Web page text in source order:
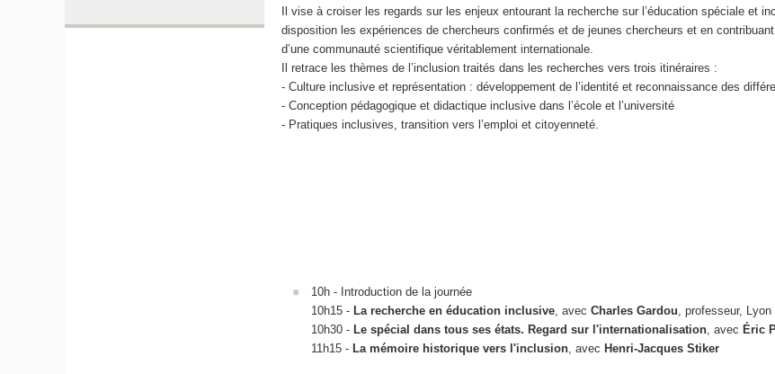
Il vise à croiser les regards sur les enjeux entourant la recherche sur l’éducation spéciale et
disposition les expériences de chercheurs confirmés et de jeunes chercheurs et en
d’une communauté scientifique véritablement internationale.
Il retrace les thèmes de l’inclusion traités dans les recherches vers trois itinéraires :
- Culture inclusive et représentation : développement de l’identité et reconnaissance des
- Conception pédagogique et didactique inclusive dans l’école et l’université
- Pratiques inclusives, transition vers l’emploi et citoyenneté.
10h - Introduction de la journée
10h15 - La recherche en éducation inclusive, avec Charles Gardou, professeur, Lyon
10h30 -Le spécial dans tous ses états. Regard sur l'internationalisation, avec Éric
11h15 - La mémoire historique vers l'inclusion, avec Henri-Jacques Stiker